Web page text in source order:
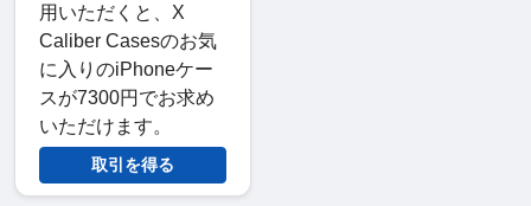
用いただくと、X
Caliber Casesのお気
に入りのiPhoneケー
スが7300円でお求め
いただけます。
取引を得る